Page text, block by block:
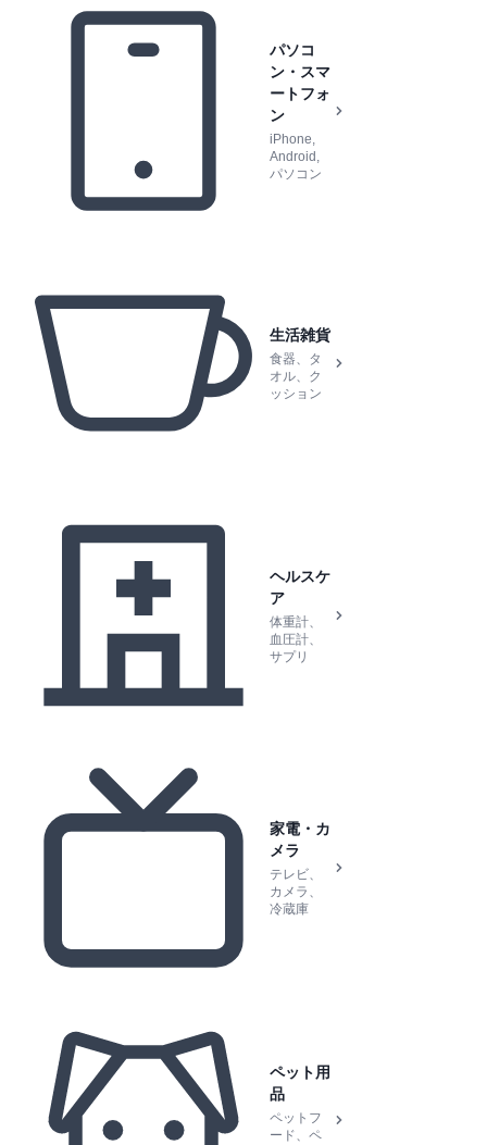
パソコ
ン・スマ
ートフォ
ン
iPhone,
Android,
パソコン
生活雑貨
食器、タ
オル、ク
ッション
ヘルスケ
ア
体重計、
血圧計、
サプリ
家電・カ
メラ
テレビ、
カメラ、
冷蔵庫
ペット用
品
ペットフ
ード、ペ